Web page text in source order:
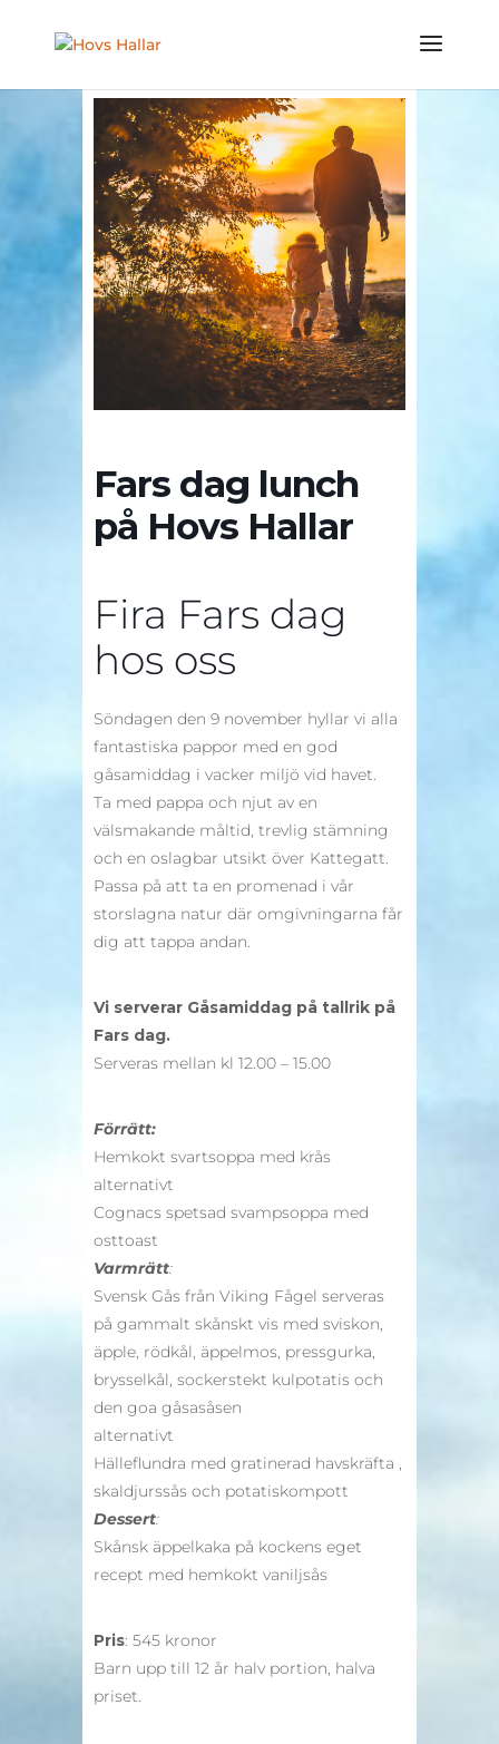
Fars dag lunch
på Hovs Hallar
Fira Fars dag
hos oss
Söndagen den 9 november hyllar vi alla
fantastiska pappor med en god
gåsamiddag i vacker miljö vid havet.
Ta med pappa och njut av en
välsmakande måltid, trevlig stämning
och en oslagbar utsikt över Kattegatt.
Passa på att ta en promenad i vår
storslagna natur där omgivningarna får
dig att tappa andan.
Vi serverar Gåsamiddag på tallrik på
Fars dag.
Serveras mellan kl 12.00 – 15.00
Förrätt:
Hemkokt svartsoppa med krås
alternativt
Cognacs spetsad svampsoppa med
osttoast
Varmrätt:
Svensk Gås från Viking Fågel serveras
på gammalt skånskt vis med sviskon,
äpple, rödkål, äppelmos, pressgurka,
brysselkål, sockerstekt kulpotatis och
den goa gåsasåsen
alternativt
Hälleflundra med gratinerad havskräfta ,
skaldjurssås och potatiskompott
Dessert:
Skånsk äppelkaka på kockens eget
recept med hemkokt vaniljsås
Pris: 545 kronor
Barn upp till 12 år halv portion, halva
priset.